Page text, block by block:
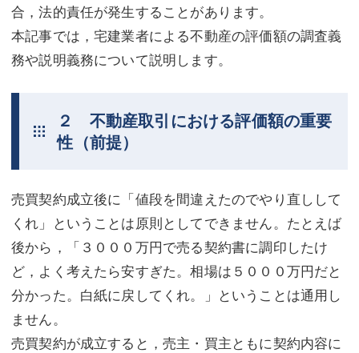
埼玉事務所 (さいたま市)
川口事務所（埼玉県川口市）
川口事務所（埼玉県川口市）
お問い合せフォーム
合，法的責任が発生することがあります。
本記事では，宅建業者による不動産の評価額の調査義
務や説明義務について説明します。
２ 不動産取引における評価額の重要
性（前提）
売買契約成立後に「値段を間違えたのでやり直しして
くれ」ということは原則としてできません。たとえば
後から，「３０００万円で売る契約書に調印したけ
ど，よく考えたら安すぎた。相場は５０００万円だと
分かった。白紙に戻してくれ。」ということは通用し
ません。
売買契約が成立すると，売主・買主ともに契約内容に